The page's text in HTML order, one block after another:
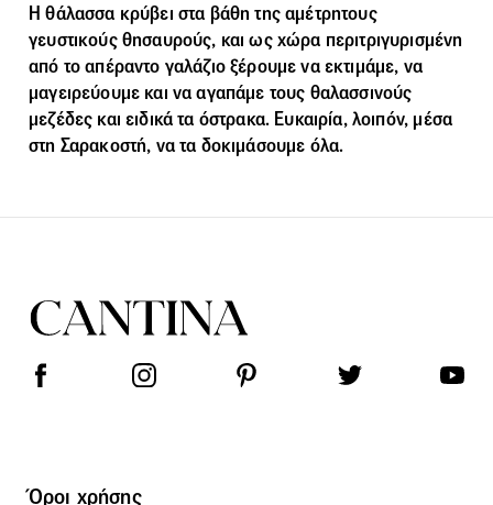
Η θάλασσα κρύβει στα βάθη της αμέτρητους
γευστικούς θησαυρούς, και ως χώρα περιτριγυρισμένη
από το απέραντο γαλάζιο ξέρουμε να εκτιμάμε, να
μαγειρεύουμε και να αγαπάμε τους θαλασσινούς
μεζέδες και ειδικά τα όστρακα. Ευκαιρία, λοιπόν, μέσα
στη Σαρακοστή, να τα δοκιμάσουμε όλα.
Όροι χρήσης